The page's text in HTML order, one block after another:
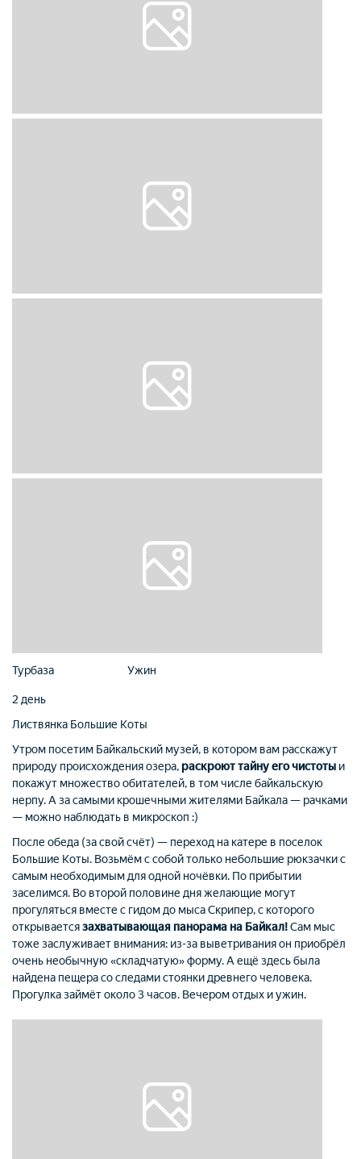
Турбаза Ужин
2 день
Листвянка Большие Коты
Утром посетим Байкальский музей, в котором вам расскажут
природу происхождения озера,раскроют тайну его чистоты и
покажут множество обитателей, в том числе байкальскую
нерпу. А за самыми крошечными жителями Байкала — рачками
— можно наблюдать в микроскоп :)
После обеда (за свой счёт) — переход на катере в поселок
Большие Коты. Возьмём с собой только небольшие рюкзачки с
самым необходимым для одной ночёвки. По прибытии
заселимся. Во второй половине дня желающие могут
прогуляться вместе с гидом до мыса Скрипер, с которого
открываетсязахватывающая панорама на Байкал!Сам мыс
тоже заслуживает внимания: из-за выветривания он приобрёл
очень необычную «складчатую» форму. А ещё здесь была
найдена пещера со следами стоянки древнего человека.
Прогулка займёт около 3 часов. Вечером отдых и ужин.